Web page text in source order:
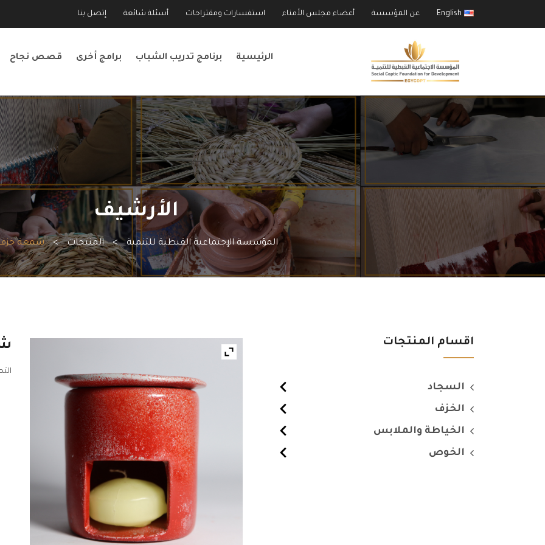
English عن المؤسسة أعضاء مجلس الأمناء استفسارات ومقتراحات أسئلة شائعة إتصل بنا
الرئيسية برنامج تدريب الشباب برامج أخرى قصص نجاح
الأرشيف
المؤسسة الإجتماعية القبطية للتنمية > المنتجات > شمعة
اقسام المنتجات
السجاد
الخزف
الخياطة والملابس
الخوص